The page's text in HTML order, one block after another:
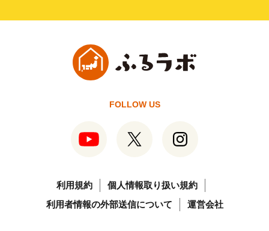
FOLLOW US
利用規約
個人情報取り扱い規約
利用者情報の外部送信について
運営会社